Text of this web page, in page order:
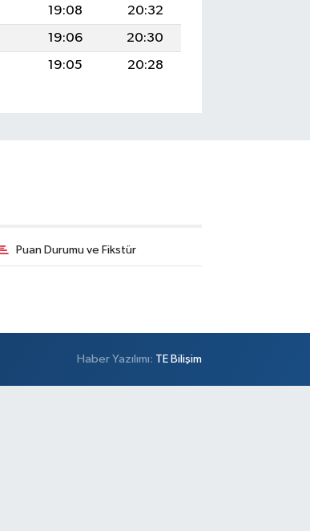
19:08
20:32
19:06
20:30
19:05 20:28
Puan Durumu ve Fikstür
Haber Yazılımı: TE Bilişim